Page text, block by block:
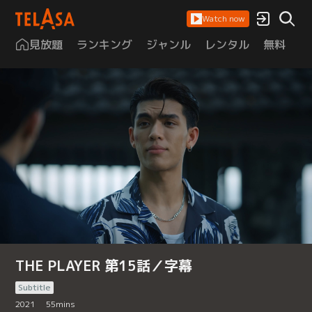
Watch now
見放題 ランキング ジャンル レンタル 無料
THE PLAYER 第15話／字幕
Subtitle
2021
55mins